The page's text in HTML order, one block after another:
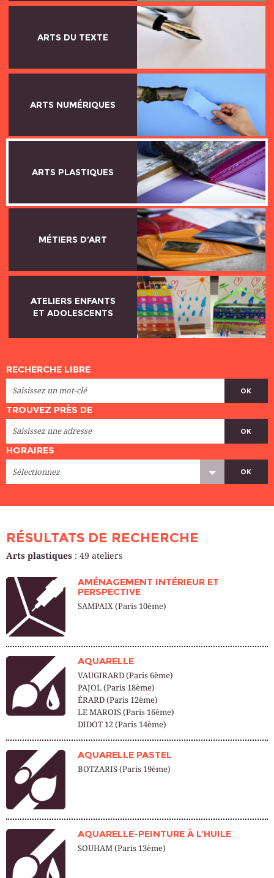
ARTS DU TEXTE
ARTS NUMÉRIQUES
ARTS PLASTIQUES
MÉTIERS D’ART
ATELIERS ENFANTS
ET ADOLESCENTS
RECHERCHE LIBRE
OK
TROUVEZ PRÈS DE
OK
HORAIRES
OK
RÉSULTATS DE RECHERCHE
Arts plastiques : 49 ateliers
AMÉNAGEMENT INTÉRIEUR ET
PERSPECTIVE
SAMPAIX (Paris 10ème)
AQUARELLE
VAUGIRARD (Paris 6ème)
PAJOL (Paris 18ème)
ÉRARD (Paris 12ème)
LE MAROIS (Paris 16ème)
DIDOT 12 (Paris 14ème)
AQUARELLE PASTEL
BOTZARIS (Paris 19ème)
AQUARELLE-PEINTURE À L’HUILE
SOUHAM (Paris 13ème)